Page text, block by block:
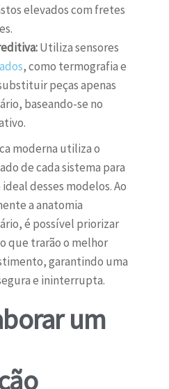
elevados com fretes
Utiliza sensores
, como termografia e
peças apenas
baseando-se no
moderna utiliza o
de cada sistema para
desses modelos. Ao
a anatomia
é possível priorizar
que trarão o melhor
garantindo uma
e ininterrupta.
um